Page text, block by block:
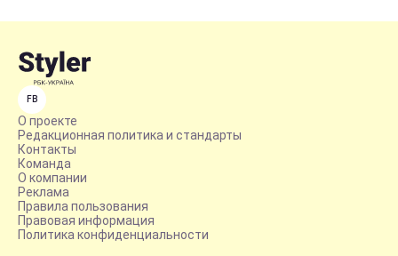
FB
О проекте
Редакционная политика и стандарты
Контакты
Команда
О компании
Реклама
Правила пользования
Правовая информация
Политика конфиденциальности